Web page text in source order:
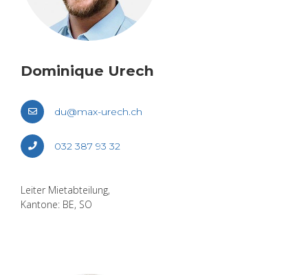
Do­mi­ni­que Urech
du@​max-​urech.​ch
032 387 93 32
Lei­ter Miet­ab­tei­lung,
Kan­to­ne: BE, SO